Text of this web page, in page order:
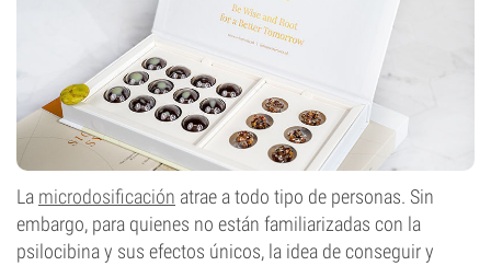
La microdosificación atrae a todo tipo de personas. Sin
embargo, para quienes no están familiarizadas con la
psilocibina y sus efectos únicos, la idea de conseguir y